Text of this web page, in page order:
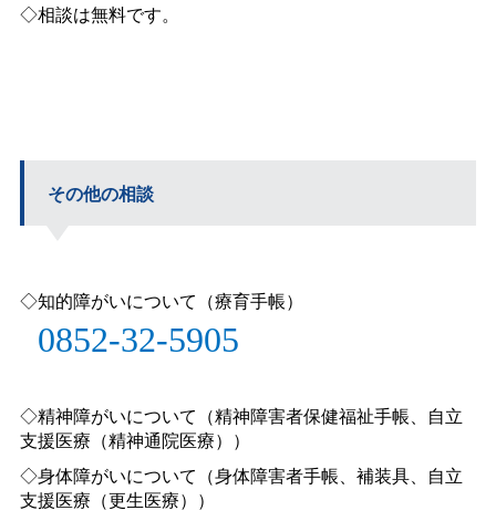
◇相談は無料です。
その他の相談
◇知的障がいについて（療育手帳）
0852-32-5905
◇精神障がいについて（精神障害者保健福祉手帳、自立
支援医療（精神通院医療））
◇身体障がいについて（身体障害者手帳、補装具、自立
支援医療（更生医療））